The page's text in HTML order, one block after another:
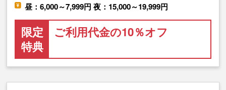
昼：6,000～7,999円 夜：15,000～19,999円
限定
特典
ご利用代金の10％オフ